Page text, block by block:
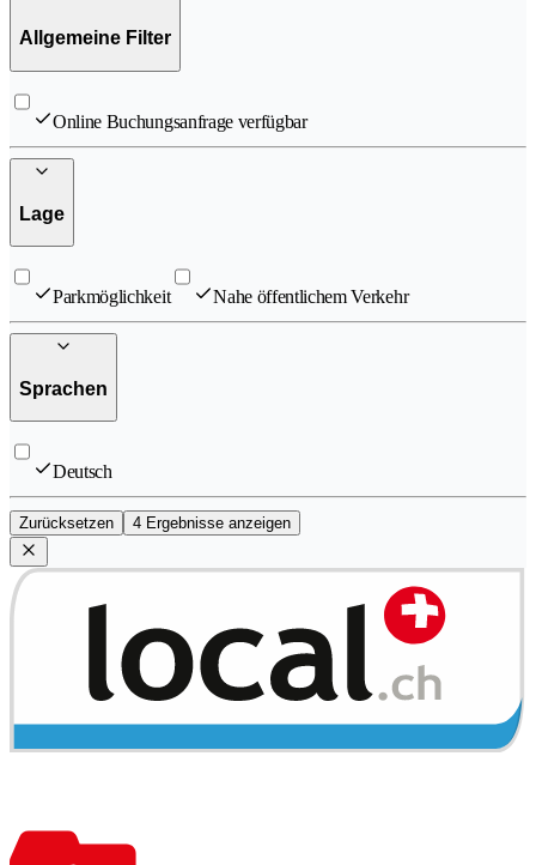
Allgemeine Filter
Online Buchungsanfrage verfügbar
Lage
Parkmöglichkeit Nahe öffentlichem Verkehr
Sprachen
Deutsch
Zurücksetzen 4 Ergebnisse anzeigen